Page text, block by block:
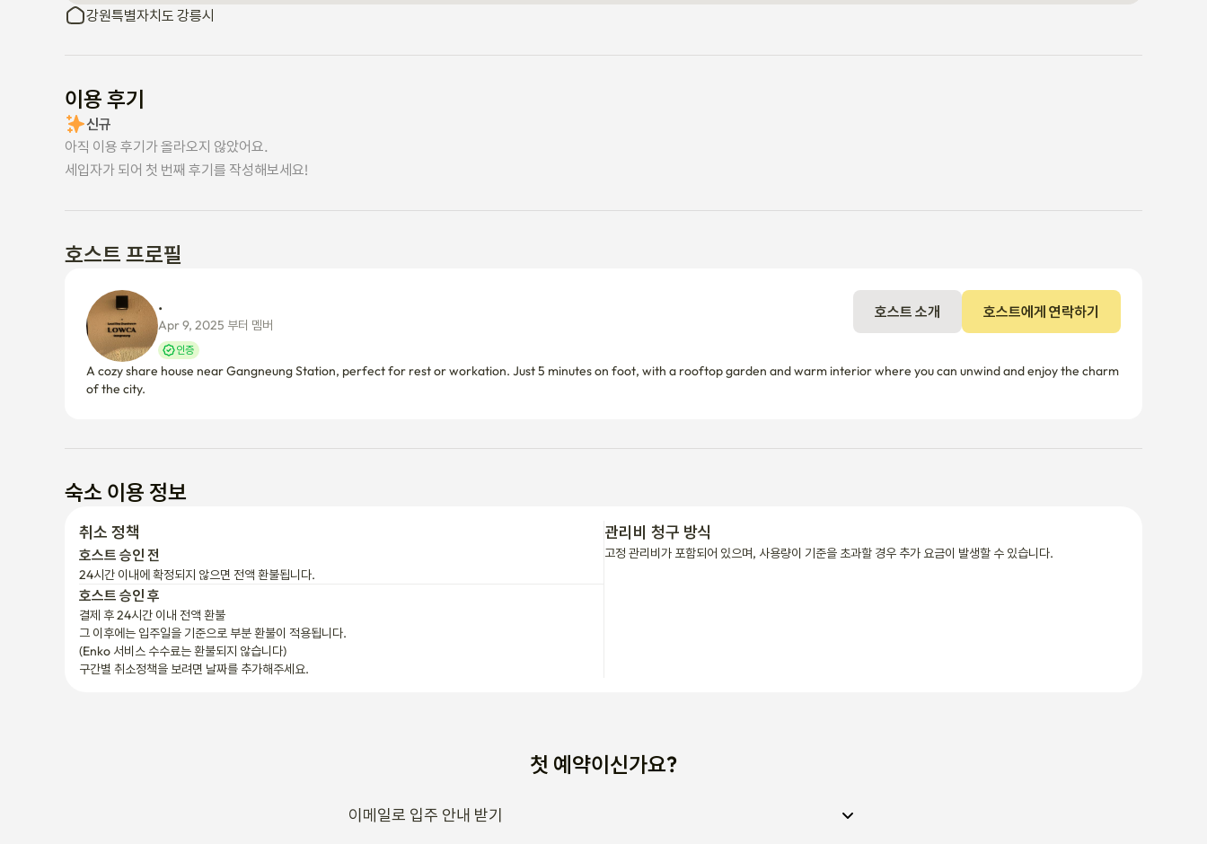
강원특별자치도 강릉시
이용 후기
신규
아직 이용 후기가 올라오지 않았어요.
세입자가 되어 첫 번째 후기를 작성해보세요!
호스트 프로필
Apr 9, 2025 부터 멤버
인증
호스트 소개 호스트에게 연락하기
A cozy share house near Gangneung Station, perfect for rest or workation. Just 5 minutes on foot, with a rooftop garden and warm interior where you can unwind and enjoy the charm
of the city.
숙소 이용 정보
취소 정책
호스트 승인 전
24시간 이내에 확정되지 않으면 전액 환불됩니다.
호스트 승인 후
결제 후 24시간 이내 전액 환불
그 이후에는 입주일을 기준으로 부분 환불이 적용됩니다.
(Enko 서비스 수수료는 환불되지 않습니다)
구간별 취소정책을 보려면 날짜를 추가해주세요.
관리비 청구 방식
고정 관리비가 포함되어 있으며, 사용량이 기준을 초과할 경우 추가 요금이 발생할 수 있습니다.
첫 예약이신가요?
이메일로 입주 안내 받기